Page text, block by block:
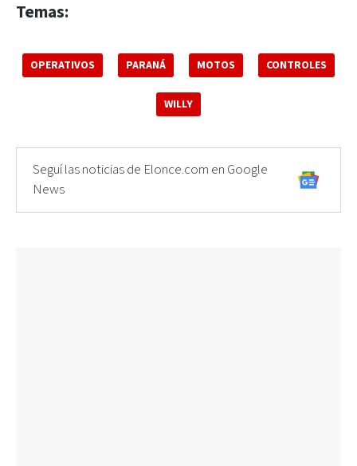
Temas:
OPERATIVOS PARANÁ MOTOS CONTROLES
WILLY
Seguí las noticias de Elonce.com en Google
News